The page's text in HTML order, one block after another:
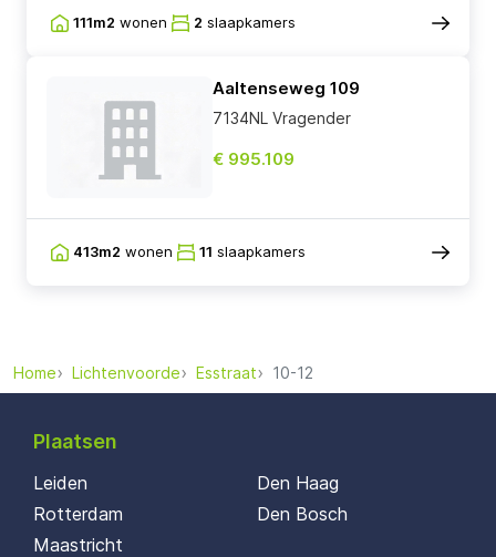
111m2 wonen 2 slaapkamers
Aaltenseweg 109
7134NL Vragender
€ 995.109
413m2 wonen 11 slaapkamers
Home Lichtenvoorde Esstraat 10-12
Plaatsen
Leiden
Rotterdam
Maastricht
Den Haag
Den Bosch